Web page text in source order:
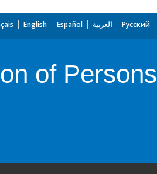
English Español العربية Русский
of Persons